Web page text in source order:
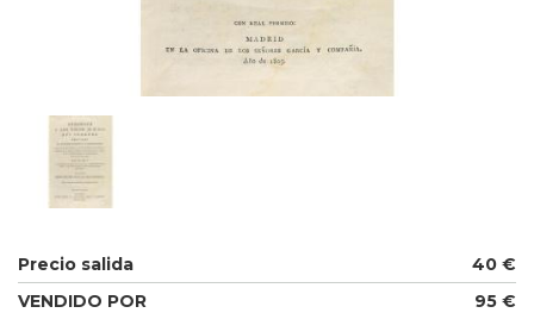
Precio salida
40 €
VENDIDO POR
95 €